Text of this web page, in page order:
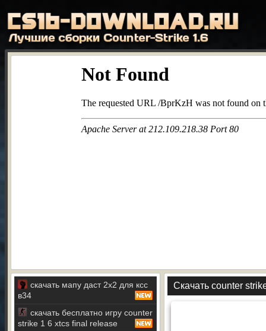
скачать мапу даст 2х2 для ксс
в34
скачать бесплатно игру counter
strike 1 6 xtcs final release
Скачать counter